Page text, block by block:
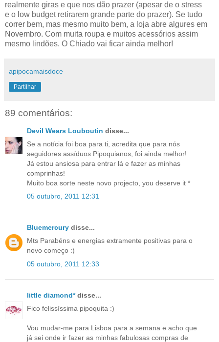
realmente giras e que nos dão prazer (apesar de o stress
e o low budget retirarem grande parte do prazer). Se tudo
correr bem, mas mesmo muito bem, a loja abre algures em
Novembro. Com muita roupa e muitos acessórios assim
mesmo lindões. O Chiado vai ficar ainda melhor!
apipocamaisdoce
Partilhar
89 comentários:
Devil Wears Louboutin disse...
Se a notícia foi boa para ti, acredita que para nós
seguidores assíduos Pipoquianos, foi ainda melhor!
Já estou ansiosa para entrar lá e fazer as minhas
comprinhas!
Muito boa sorte neste novo projecto, you deserve it *
05 outubro, 2011 12:31
Bluemercury disse...
Mts Parabéns e energias extramente positivas para o
novo começo :)
05 outubro, 2011 12:33
little diamond*disse...
Fico felissíssima pipoquita :)
Vou mudar-me para Lisboa para a semana e acho que
já sei onde ir fazer as minhas fabulosas compras de